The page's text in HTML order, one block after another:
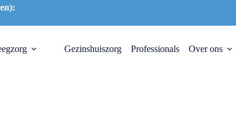
Gezinshuiszorg Professionals Over ons